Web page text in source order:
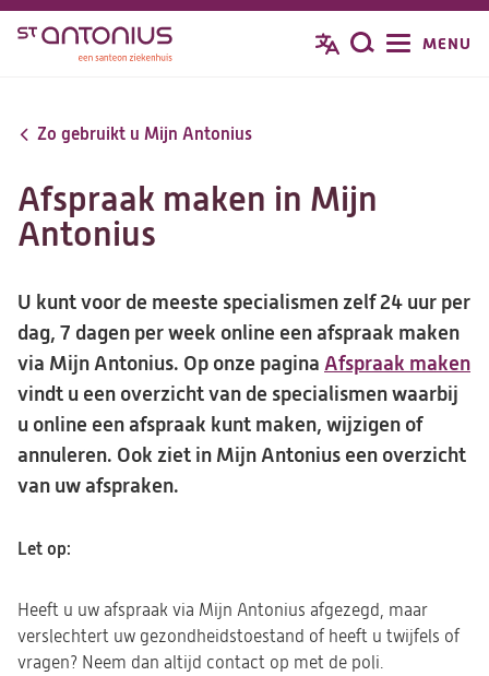
Overslaan
inhoud
Zoeken
MENU
Zo gebruikt u Mijn Antonius
Afspraak maken in Mijn
Antonius
U kunt voor de meeste specialismen zelf 24 uur per
dag, 7 dagen per week online een afspraak maken
via Mijn Antonius. Op onze pagina Afspraak maken
vindt u een overzicht van de specialismen waarbij
u online een afspraak kunt maken, wijzigen of
annuleren. Ook ziet in Mijn Antonius een overzicht
van uw afspraken.
Let op:
Heeft u uw afspraak via Mijn Antonius afgezegd, maar
verslechtert uw gezondheidstoestand of heeft u twijfels of
vragen? Neem dan altijd contact op met de poli.